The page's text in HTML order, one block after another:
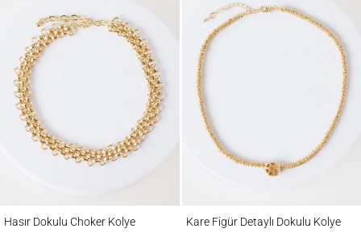
Hasır Dokulu Choker Kolye Kare Figür Detaylı Dokulu Kolye